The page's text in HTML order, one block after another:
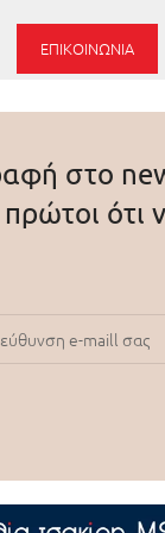
ΕΠΙΚΟΙΝΩΝΊΑ
στο
ότι